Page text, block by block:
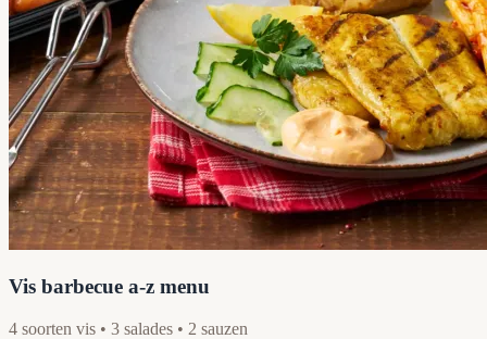
Vis barbecue a-z menu
4 soorten vis • 3 salades • 2 sauzen